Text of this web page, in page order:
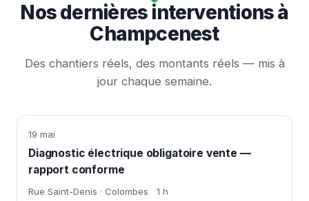
Nos dernières interventions à
Champcenest
Des chantiers réels, des montants réels — mis à
jour chaque semaine.
19 mai
Diagnostic électrique obligatoire vente —
rapport conforme
Rue Saint-Denis · Colombes 1 h